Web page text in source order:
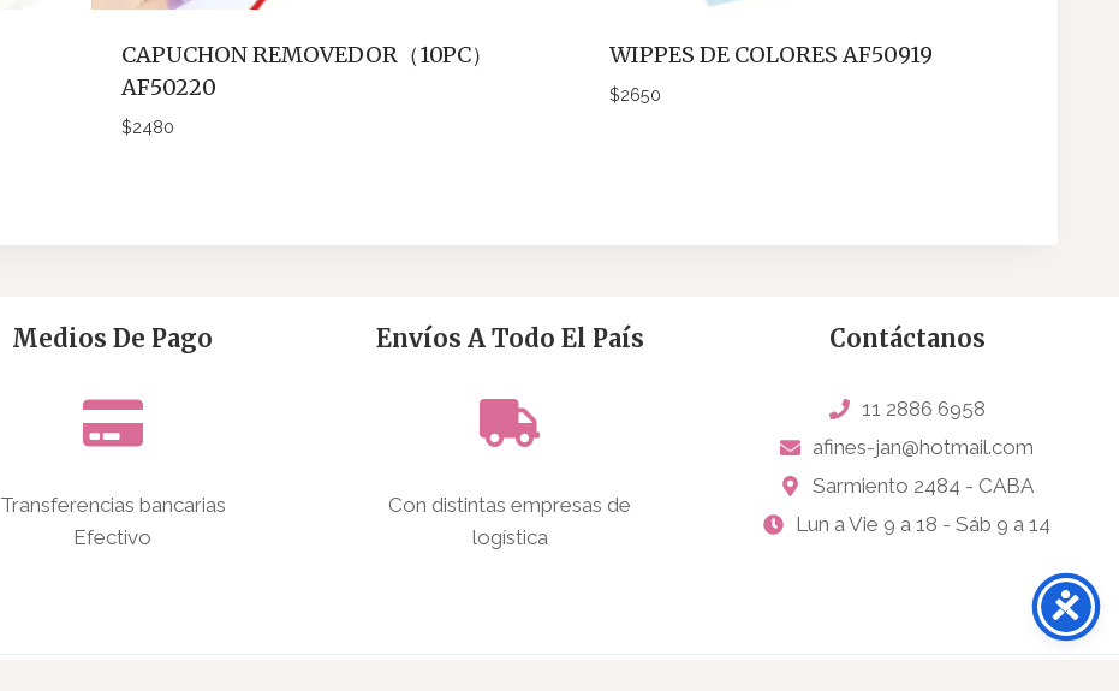
CAPUCHON REMOVEDOR（10PC）
AF50220
$2480
WIPPES DE COLORES AF50919
$2650
Medios De Pago
Transferencias bancarias
Efectivo
Envíos A Todo El País
Con distintas empresas de
logística
Contáctanos
11 2886 6958
afines-jan@hotmail.com
Sarmiento 2484 - CABA
Lun a Vie 9 a 18 - Sáb 9 a 14